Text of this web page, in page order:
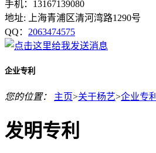
手机：13167139080
地址: 上海青浦区清河湾路1290号
QQ： 2063474575
企业专利
您的位置： 主页>关于杨艺>企业专利
发明专利